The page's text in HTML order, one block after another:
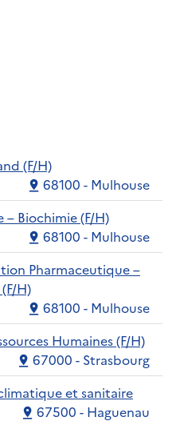
(F/H)
68100 - Mulhouse
– Biochimie (F/H)
68100 - Mulhouse
Pharmaceutique –
H)
68100 - Mulhouse
Humaines (F/H)
67000 - Strasbourg
et sanitaire
67500 - Haguenau